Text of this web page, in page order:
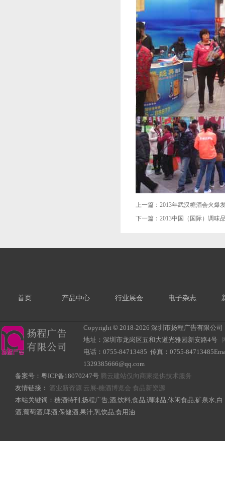
上一篇： 2013年武汉糖酒会火爆
下一篇： 2013中国（国际）调味
首页 产品中心 行业展会 电子杂志
Copyright © 2018-2026 深圳市扬程广告有限公
地址：深圳市龙岗区五和大道光雅园新安路4号
电话：0755-84713485 传真：0755-
1329385666@qq.com
备案号： 粤ICP备18070247号 腾云建站仅向商家提供技术服务
友情链接： 酒业新资源 云展-糖酒博览会 食品新资源
本站关键词：糖酒特刊,扬程广告,酒,饮料,食品,调味品,休闲食品,矿泉水,白
酒,葡萄酒,啤酒,保健酒,果汁,乳饮品,食用油